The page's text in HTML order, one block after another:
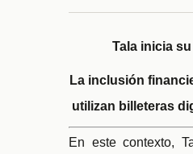
Tala inicia
La inclusión
utilizan billeteras
En este contexto,